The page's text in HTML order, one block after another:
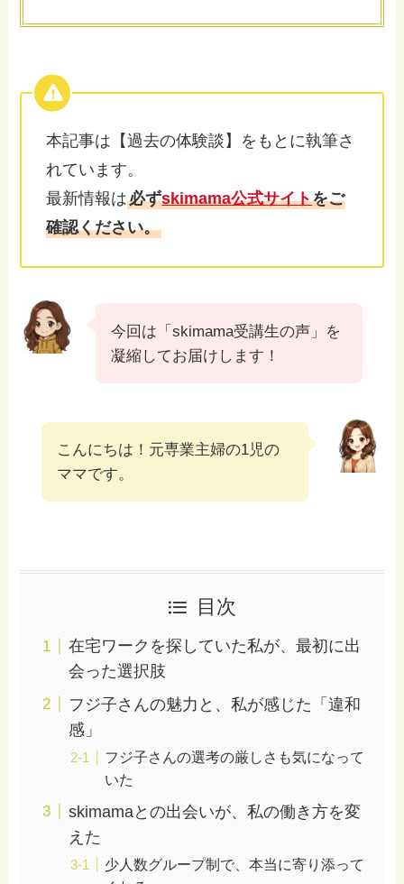
本記事は【過去の体験談】をもとに執筆さ
れています。
最新情報は必ずskimama公式サイトをご
確認ください。
今回は「skimama受講生の声」を
凝縮してお届けします！
こんにちは！元専業主婦の1児の
ママです。
目次
在宅ワークを探していた私が、最初に出
会った選択肢
フジ子さんの魅力と、私が感じた「違和
感」
フジ子さんの選考の厳しさも気になって
いた
skimamaとの出会いが、私の働き方を変
えた
少人数グループ制で、本当に寄り添って